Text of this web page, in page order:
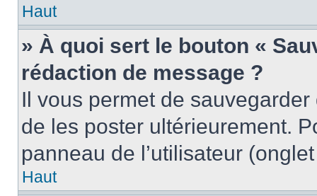
Haut
» À quoi sert le bouton «
rédaction de message ?
Il vous permet de
de les poster ultérieurement.
panneau de l’utilisateur
Haut